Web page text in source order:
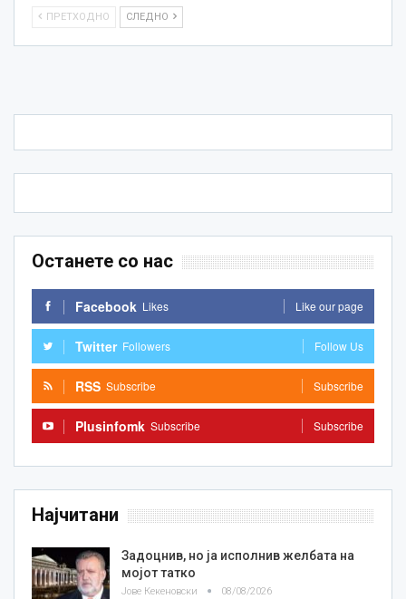
ПРЕТХОДНО СЛЕДНО
Останете со нас
Facebook Likes Like our page
Twitter Followers Follow Us
RSS Subscribe Subscribe
Plusinfomk Subscribe Subscribe
Најчитани
Задоцнив, но ја исполнив желбата на
мојот татко
Јове Кекеновски 08/08/2026